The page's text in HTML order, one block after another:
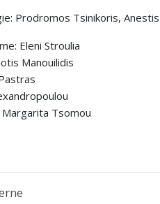
Prodromos Tsinikoris,
Eleni Stroulia
Manouilidis
Tsomou